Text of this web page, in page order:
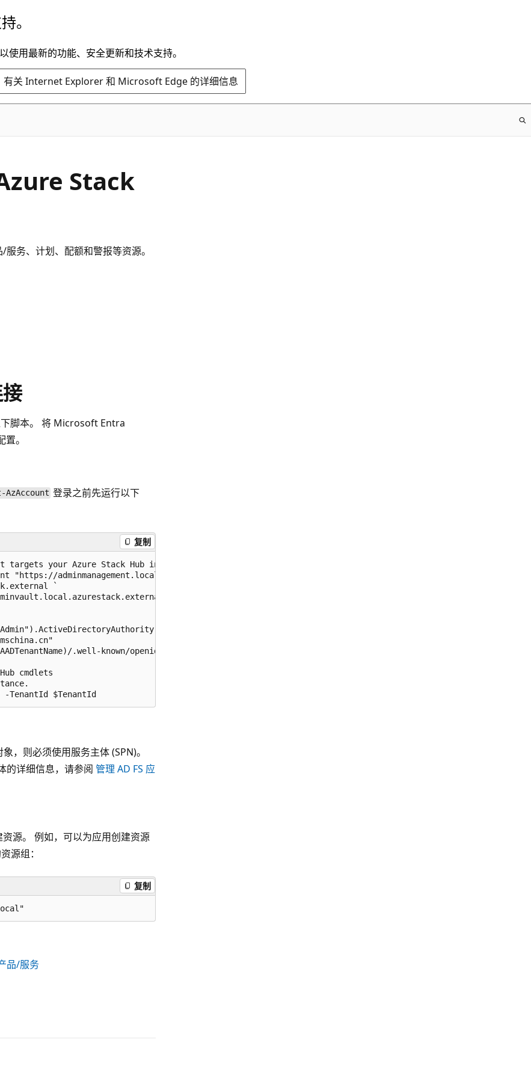
。
用最新的功能、安全更新和技术支持。
有关 Internet Explorer 和 Microsoft Edge 的详细信息
Stack
务、计划、配额和警报等资源。
脚本。 将 Microsoft Entra
。
AzAccount 登录之前先运行以下
复制
targets your Azure Stack Hub instance. Get your Azure Resource Manager endpoint value from your service
"https://adminmanagement.local.azurestack.external" `
`
')
.well-known/openid-configuration").issuer.TrimEnd('/').Split('/')[-1]
cmdlets
，则必须使用服务主体 (SPN)。
的详细信息，请参阅 管理 AD FS 应
源。 例如，可以为应用创建资源
源组：
复制
品/服务